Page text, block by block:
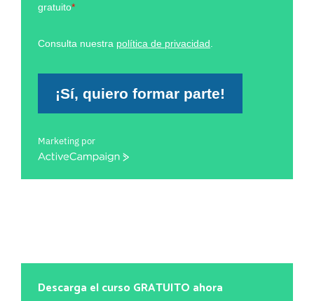
gratuito*
Consulta nuestra política de privacidad
¡Sí, quiero formar parte!
Marketing por
ActiveCampaign
Descarga el curso GRATUITO ahora